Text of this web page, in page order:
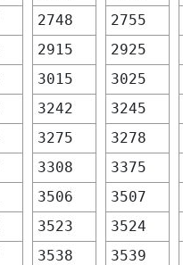
2748
2755
2915
2925
3015
3025
3242
3245
3275
3278
3308
3375
3506
3507
3523
3524
3538
3539